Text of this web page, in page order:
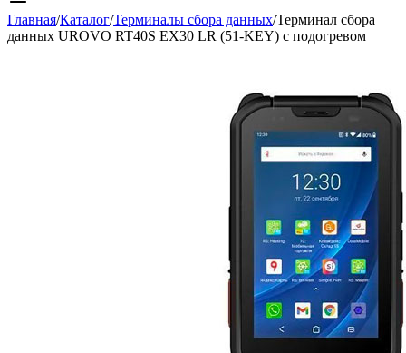
Главная/Каталог/Терминалы сбора данных/Терминал сбора
данных UROVO RT40S EX30 LR (51-KEY) с подогревом